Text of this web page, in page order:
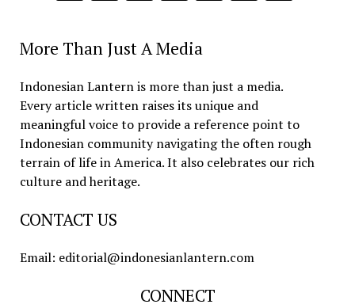
More Than Just A Media
Indonesian Lantern is more than just a media.
Every article written raises its unique and
meaningful voice to provide a reference point to
Indonesian community navigating the often rough
terrain of life in America. It also celebrates our rich
culture and heritage.
CONTACT US
Email: editorial@indonesianlantern.com
CONNECT